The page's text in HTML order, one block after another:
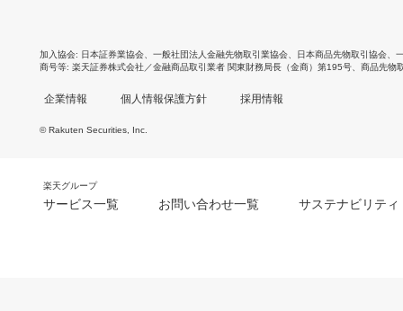
加入協会 日本証券業協会 一般社団法人金融先物取引業協会 日本商品先物取引協会
商号等 楽天証券株式会社／金融商品取引業者 関東財務局長（金商）第195号、商品先物
企業情報 個人情報保護方針 採用情報
© Rakuten Securities, Inc.
楽天グループ
サービス一覧 お問い合わせ一覧 サステナビリティ